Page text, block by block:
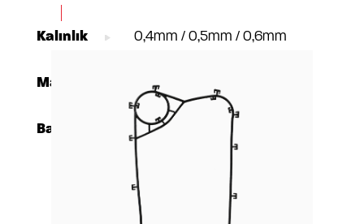
Kalınlık 0,4mm / 0,5mm / 0,6mm
Materyal AISI304 / 316, TI Gr1, C-276
Bağlantı DN100